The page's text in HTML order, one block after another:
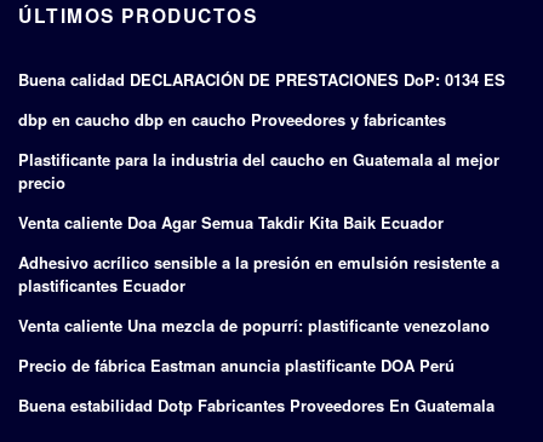
ÚLTIMOS PRODUCTOS
Buena calidad DECLARACIÓN DE PRESTACIONES DoP: 0134 ES
dbp en caucho dbp en caucho Proveedores y fabricantes
Plastificante para la industria del caucho en Guatemala al mejor
precio
Venta caliente Doa Agar Semua Takdir Kita Baik Ecuador
Adhesivo acrílico sensible a la presión en emulsión resistente a
plastificantes Ecuador
Venta caliente Una mezcla de popurrí: plastificante venezolano
Precio de fábrica Eastman anuncia plastificante DOA Perú
Buena estabilidad Dotp Fabricantes Proveedores En Guatemala